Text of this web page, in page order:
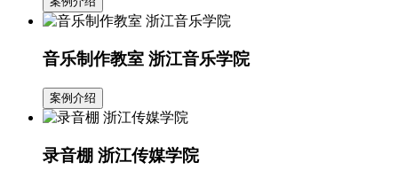
音乐制作教室 浙江音乐学院
案例介绍
录音棚 浙江传媒学院